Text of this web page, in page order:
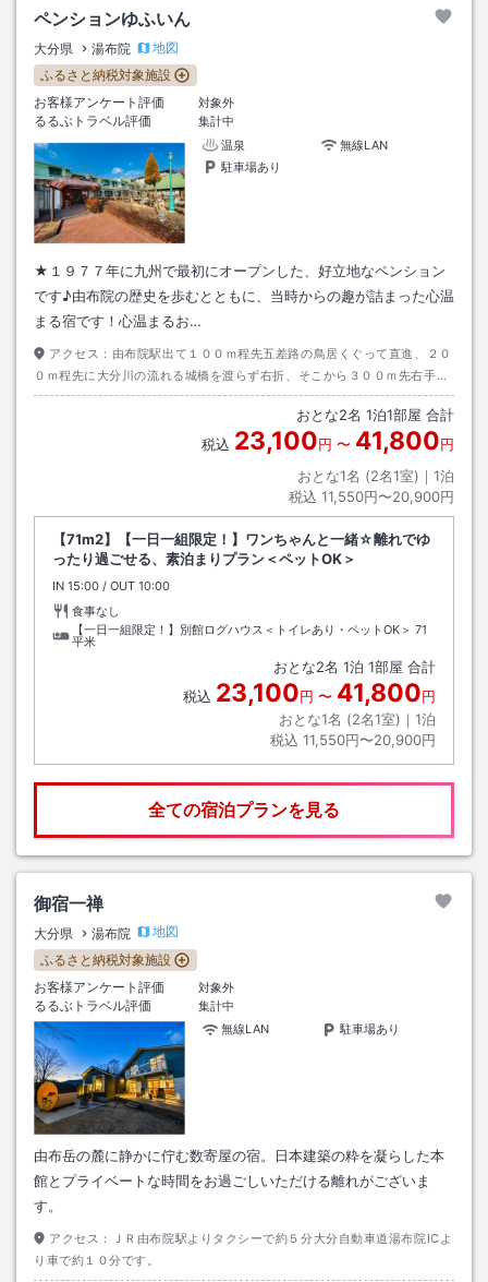
ペンションゆふいん
大分県 湯布院
地図
ふるさと納税対象施設
お客様アンケート評価
対象外
るるぶトラベル評価
集計中
温泉
無線LAN
駐車場あり
★１９７７年に九州で最初にオープンした、好立地なペンション
です♪由布院の歴史を歩むとともに、当時からの趣が詰まった心温
まる宿です！心温まるお…
アクセス： 由布院駅出て１００ｍ程先五差路の鳥居くぐって直進、２０
０ｍ程先に大分川の流れる城橋を渡らず右折、そこから３００ｍ先右手に
ございます。
おとな2名 1泊1部屋 合計
税込 23,100円 〜 41,800円
おとな1名 (2名1室)｜ 1泊
税込 11,550円〜20,900円
【71m2】【一日一組限定！】ワンちゃんと一緒☆離れでゆ
ったり過ごせる、素泊まりプラン＜ペットOK＞
IN チェックイン
15:00 / OUT チェックアウト
10:00
食事なし
【一日一組限定！】別館ログハウス＜トイレあり・ペットOK＞ 71
平米
おとな2名 1泊 1部屋 合計
税込 23,100円 〜 41,800円
おとな1名 (2名1室)｜ 1泊
税込 11,550円〜20,900円
全ての宿泊プランを見る
御宿一禅
大分県 湯布院
地図
ふるさと納税対象施設
お客様アンケート評価
対象外
るるぶトラベル評価
集計中
無線LAN
駐車場あり
由布岳の麓に静かに佇む数寄屋の宿。日本建築の粋を凝らした本
館とプライベートな時間をお過ごしいただける離れがございま
す。
アクセス：
ＪＲ由布院駅よりタクシーで約５分大分自動車道湯布院ICよ
り車で約１０分です。